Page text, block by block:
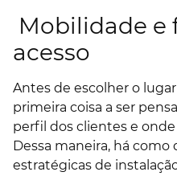
Mobilidade e
acesso
Antes de escolher o
primeira coisa a ser
perfil dos clientes e
Dessa maneira, há
estratégicas de